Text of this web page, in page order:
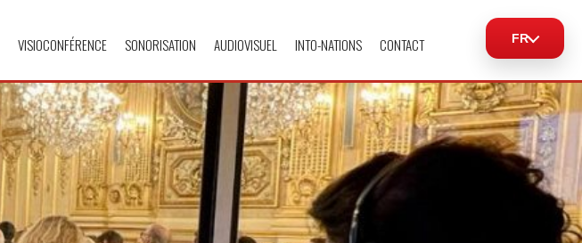
VISIOCONFÉRENCE SONORISATION AUDIOVISUEL INTO-NATIONS CONTACT FR